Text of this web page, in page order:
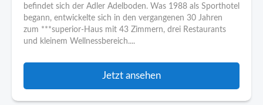
befindet sich der Adler Adelboden. Was 1988 als Sporthotel
begann, entwickelte sich in den vergangenen 30 Jahren
zum ***superior-Haus mit 43 Zimmern, drei Restaurants
und kleinem Wellnessbereich....
Jetzt ansehen